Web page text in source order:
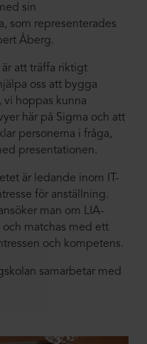
sin
som representerades
Åberg.
att träffa riktigt
oss att bygga
vi hoppas kunna
här på Sigma och att
personerna i fråga,
presentationen.
är ledande inom IT-
för anställning.
man om LIA-
matchas med ett
och kompetens.
samarbetar med